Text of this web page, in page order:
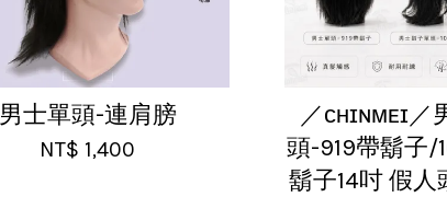
男士單頭-連肩膀
NT$ 1,400
／ᴄʜɪɴᴍᴇɪ／
頭-919帶鬍子/
鬍子14吋 假人